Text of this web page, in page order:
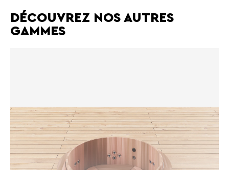
DÉCOUVREZ NOS AUTRES
GAMMES